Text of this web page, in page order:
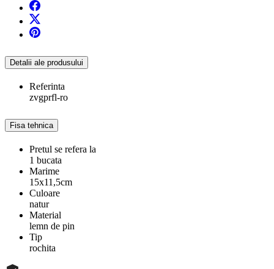
Detalii ale produsului
Referinta
zvgprfl-ro
Fisa tehnica
Pretul se refera la
1 bucata
Marime
15x11,5cm
Culoare
natur
Material
lemn de pin
Tip
rochita